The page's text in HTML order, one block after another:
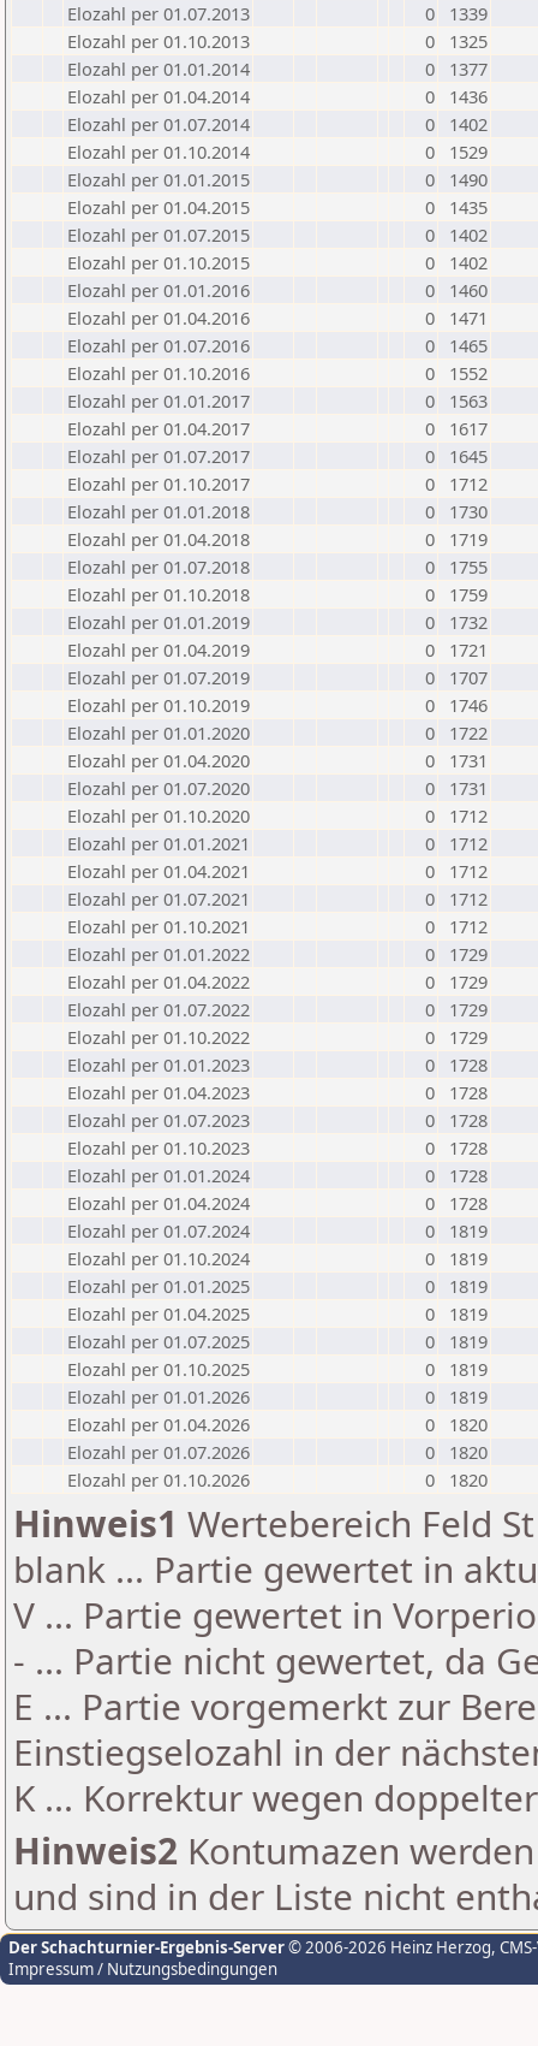
Elozahl per 01.07.2013
0
1339
Elozahl per 01.10.2013
0
1325
Elozahl per 01.01.2014
0
1377
Elozahl per 01.04.2014
0
1436
Elozahl per 01.07.2014
0
1402
Elozahl per 01.10.2014
0
1529
Elozahl per 01.01.2015
0
1490
Elozahl per 01.04.2015
0
1435
Elozahl per 01.07.2015
0
1402
Elozahl per 01.10.2015
0
1402
Elozahl per 01.01.2016
0
1460
Elozahl per 01.04.2016
0
1471
Elozahl per 01.07.2016
0
1465
Elozahl per 01.10.2016
0
1552
Elozahl per 01.01.2017
0
1563
Elozahl per 01.04.2017
0
1617
Elozahl per 01.07.2017
0
1645
Elozahl per 01.10.2017
0
1712
Elozahl per 01.01.2018
0
1730
Elozahl per 01.04.2018
0
1719
Elozahl per 01.07.2018
0
1755
Elozahl per 01.10.2018
0
1759
Elozahl per 01.01.2019
0
1732
Elozahl per 01.04.2019
0
1721
Elozahl per 01.07.2019
0
1707
Elozahl per 01.10.2019
0
1746
Elozahl per 01.01.2020
0
1722
Elozahl per 01.04.2020
0
1731
Elozahl per 01.07.2020
0
1731
Elozahl per 01.10.2020
0
1712
Elozahl per 01.01.2021
0
1712
Elozahl per 01.04.2021
0
1712
Elozahl per 01.07.2021
0
1712
Elozahl per 01.10.2021
0
1712
Elozahl per 01.01.2022
0
1729
Elozahl per 01.04.2022
0
1729
Elozahl per 01.07.2022
0
1729
Elozahl per 01.10.2022
0
1729
Elozahl per 01.01.2023
0
1728
Elozahl per 01.04.2023
0
1728
Elozahl per 01.07.2023
0
1728
Elozahl per 01.10.2023
0
1728
Elozahl per 01.01.2024
0
1728
Elozahl per 01.04.2024
0
1728
Elozahl per 01.07.2024
0
1819
Elozahl per 01.10.2024
0
1819
Elozahl per 01.01.2025
0
1819
Elozahl per 01.04.2025
0
1819
Elozahl per 01.07.2025
0
1819
Elozahl per 01.10.2025
0
1819
Elozahl per 01.01.2026
0
1819
Elozahl per 01.04.2026
0
1820
Elozahl per 01.07.2026
0
1820
Elozahl per 01.10.2026
0 1820
Hinweis1 Wertebereich Feld
blank ... Partie gewertet in
V ... Partie gewertet in
- ... Partie nicht gewertet, da
E ... Partie vorgemerkt zur
Einstiegselozahl in der
K ... Korrektur wegen
Hinweis2 Kontumazen
und sind in der Liste nicht
Der Schachturnier-Ergebnis-Server© 2006-2026 Heinz Herzog,
Impressum / Nutzungsbedingungen